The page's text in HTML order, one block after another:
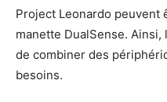
Project Leonardo peuvent
manette DualSense.
de combiner des
besoins.